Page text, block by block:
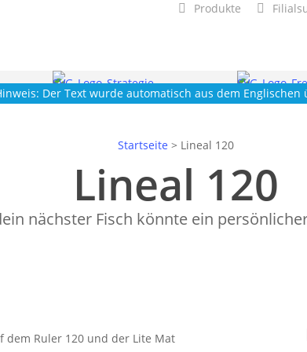
Produkte
Der Text wurde automatisch aus dem Englischen
Startseite > Lineal 120
Lineal 120
nächster Fisch könnte ein